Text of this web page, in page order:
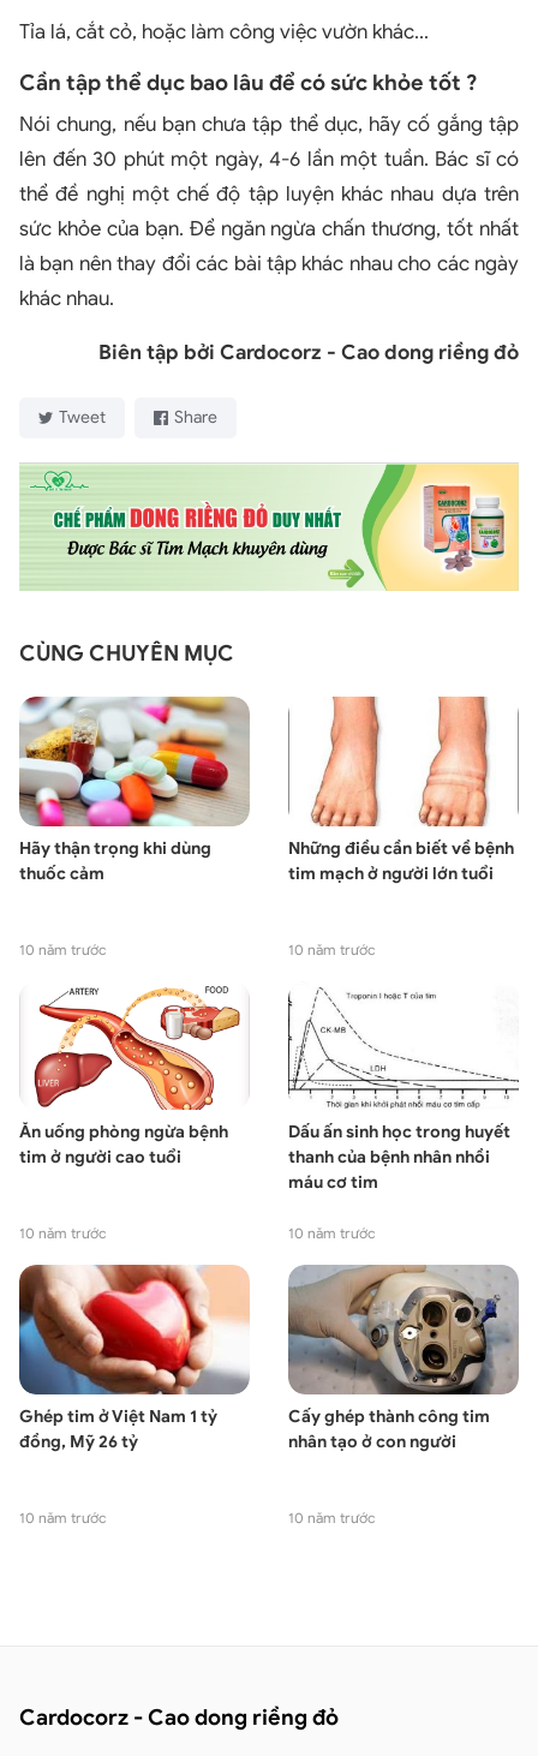
Tỉa lá, cắt cỏ, hoặc làm công việc vườn khác...
Cần tập thể dục bao lâu để có sức khỏe tốt ?
Nói chung, nếu bạn chưa tập thể dục, hãy cố gắng tập
lên đến 30 phút một ngày, 4-6 lần một tuần. Bác sĩ có
thể đề nghị một chế độ tập luyện khác nhau dựa trên
sức khỏe của bạn. Để ngăn ngừa chấn thương, tốt nhất
là bạn nên thay đổi các bài tập khác nhau cho các ngày
khác nhau.
Biên tập bởi Cardocorz - Cao dong riềng đỏ
Tweet Share
CÙNG CHUYÊN MỤC
Hãy thận trọng khi dùng
thuốc cảm
10 năm trước
Những điều cần biết về bệnh
tim mạch ở người lớn tuổi
10 năm trước
Ăn uống phòng ngừa bệnh
tim ở người cao tuổi
10 năm trước
Dấu ấn sinh học trong huyết
thanh của bệnh nhân nhồi
máu cơ tim
10 năm trước
Ghép tim ở Việt Nam 1 tỷ
đồng, Mỹ 26 tỷ
10 năm trước
Cấy ghép thành công tim
nhân tạo ở con người
10 năm trước
Cardocorz - Cao dong riềng đỏ